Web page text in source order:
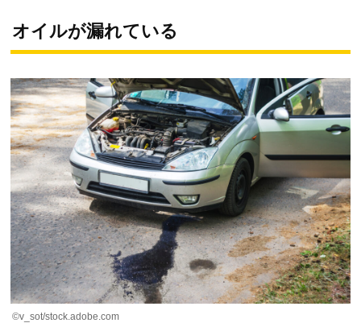
オイルが漏れている
©v_sot/stock.adobe.com